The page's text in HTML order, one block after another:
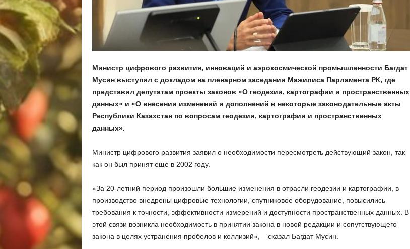
Министр цифрового развития, инноваций и аэрокосмической промышленности Багдат
Мусин выступил с докладом на пленарном заседании Мажилиса Парламента РК, где
представил депутатам проекты законов «О геодезии, картографии и пространственных
данных» и «О внесении изменений и дополнений в некоторые законодательные акты
Республики Казахстан по вопросам геодезии, картографии и пространственных
данных».
Министр цифрового развития заявил о необходимости пересмотреть действующий закон, так
как он был принят еще в 2002 году.
«За 20-летний период произошли большие изменения в отрасли геодезии и картографии, в
производство внедрены цифровые технологии, спутниковое оборудование, повысились
требования к точности, эффективности измерений и доступности пространственных данных. В
этой связи возникла необходимость в принятии закона в новой редакции и сопутствующего
закона в целях устранения пробелов и коллизий», – сказал Багдат Мусин.